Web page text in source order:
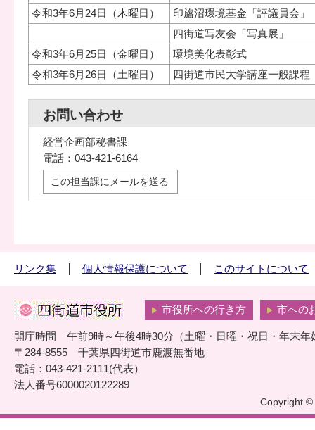
令和3年6月24日（木曜日）
印旛沼環境基金「評議員会」
四街道写友会「写真展」
令和3年6月25日（金曜日）
環境美化表彰式
令和3年6月26日（土曜日）
四街道市民大学講座一般課程
お問い合わせ
経営企画部秘書課
電話：043-421-6164
この担当課にメールを送る
リンク集 個人情報保護について このサイトについて
市役所への行き方 市への
開庁時間 午前9時～午後4時30分（土曜・日曜・祝日・年末年
〒284-8555 千葉県四街道市鹿渡無番地
電話：043-421-2111(代表）
法人番号6000020122289
Copyright ©